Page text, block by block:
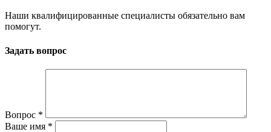
Наши квалифицированные специалисты обязательно вам
помогут.
Задать вопрос
Вопрос *
Ваше имя *